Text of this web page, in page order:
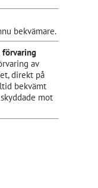
bekvämare.
förvaring
av
direkt på
bekvämt
mot